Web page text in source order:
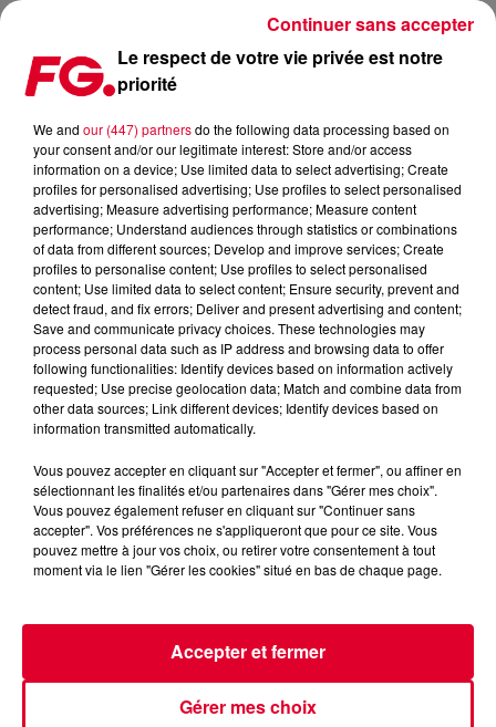
MAINSTAGE : FERRECK DAWN
Le respect de votre vie privée est notre
priorité
We and our (447) partnersdo the following data processing based on
your consent and/or our legitimate interest: Store and/or access
information on a device; Use limited data to select advertising; Create
profiles for personalised advertising; Use profiles to select personalised
advertising; Measure advertising performance; Measure content
performance; Understand audiences through statistics or combinations
of data from different sources; Develop and improve services; Create
profiles to personalise content; Use profiles to select personalised
content; Use limited data to select content; Ensure security, prevent and
detect fraud, and fix errors; Deliver and present advertising and content;
Save and communicate privacy choices. These technologies may
process personal data such as IP address and browsing data to offer
following functionalities: Identify devices based on information actively
requested; Use precise geolocation data; Match and combine data from
other data sources; Link different devices; Identify devices based on
information transmitted automatically.
Vous pouvez accepter en cliquant sur "Accepter et fermer", ou affiner en
sélectionnant les finalités et/ou partenaires dans "Gérer mes choix".
Vous pouvez également refuser en cliquant sur "Continuer sans
accepter". Vos préférences ne s'appliqueront que pour ce site. Vous
pouvez mettre à jour vos choix, ou retirer votre consentement à tout
moment via le lien "Gérer les cookies" situé en bas de chaque page.
Gérer mes choix
Accepter et fermer
Continuer sans accepter